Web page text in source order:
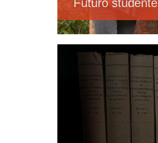
Immagine